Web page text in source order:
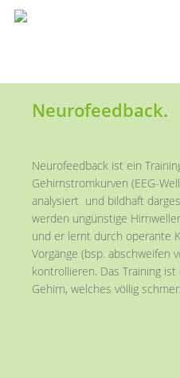
Skip
Neurofeedback.
Neurofeedback ist ein
Gehirnstromkurven (EEG-
analysiert und bildhaft
werden ungünstige
und er lernt durch operante
Vorgänge (bsp. abschweifen
kontrollieren. Das Training
Gehirn, welches völlig